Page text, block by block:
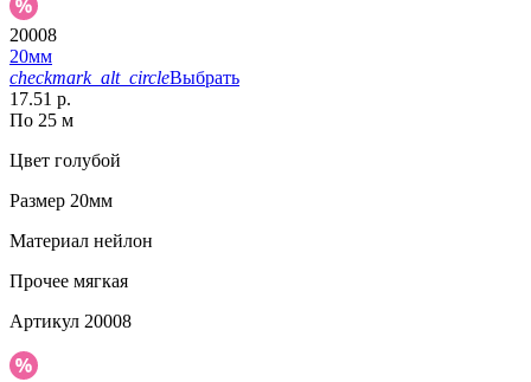
20008
20мм
checkmark_alt_circleВыбрать
17.51 р.
По 25 м
Цвет голубой
Размер 20мм
Материал нейлон
Прочее мягкая
Артикул 20008